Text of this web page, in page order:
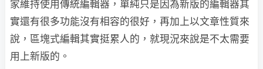
家維持使用傳統編輯器，單純只是因為新版的編輯器其
實還有很多功能沒有相容的很好，再加上以文章性質來
說，區塊式編輯其實挺累人的，就現況來說是不太需要
用上新版的。